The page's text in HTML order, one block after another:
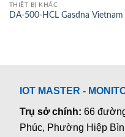
THIẾT BỊ KHÁC
DA-500-HCL Gasdna Vietnam
IOT MASTER -
Trụ sở chính:66
Phúc, Phường Hiệp